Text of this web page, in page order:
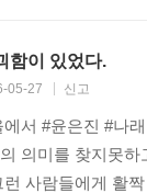
함이 있었다.
05-27 신고
서 #윤은진 #나
의미를 찾지못
런 사람들에게 활